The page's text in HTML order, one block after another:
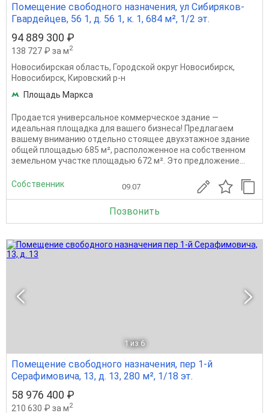
Помещение свободного назначения, ул Сибиряков-
Гвардейцев, 56 1, д. 56 1, к. 1, 684 м², 1/2 эт.
94 889 300 ₽
138 727 ₽ за м2
Новосибирская область, Городской округ Новосибирск,
Новосибирск, Кировский р-н
Площадь Маркса
Продается универсальное коммерческое здание —
идеальная площадка для вашего бизнеса! Предлагаем
вашему вниманию отдельно стоящее двухэтажное здание
общей площадью 685 м², расположенное на собственном
земельном участке площадью 672 м². Это предложение...
Собственник 09.07
Позвонить
1 из 6
Помещение свободного назначения, пер 1-й
Серафимовича, 13, д. 13, 280 м², 1/18 эт.
58 976 400 ₽
210 630 ₽ за м2